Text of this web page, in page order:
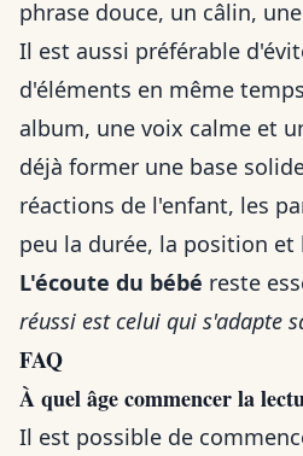
phrase douce, un câlin,
Il est aussi préférable
d'éléments en même
album, une voix calme et
déjà former une base
réactions de l'enfant, les
peu la durée, la position et
L'écoute du bébé reste
réussi est celui qui s'adapte
FAQ
À quel âge commencer la
Il est possible de